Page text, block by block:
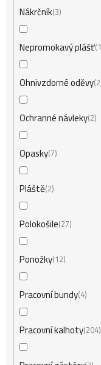
Nákrčník3
Nepromokavý plášť 1
Ohnivzdorné oděvy 2
Ochranné návleky 2
Opasky7
Pláště 2
Polokošile 27
Ponožky 12
Pracovní bundy 4
Pracovní kalhoty 204